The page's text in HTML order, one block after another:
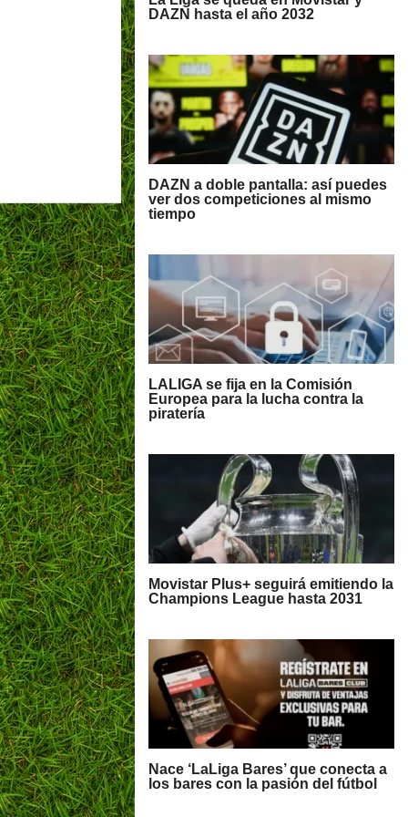
DAZN hasta el año 2032
DAZN a doble pantalla: así puedes
ver dos competiciones al mismo
tiempo
LALIGA se fija en la Comisión
Europea para la lucha contra la
piratería
Movistar Plus+ seguirá emitiendo la
Champions League hasta 2031
Nace ‘LaLiga Bares’ que conecta a
los bares con la pasión del fútbol